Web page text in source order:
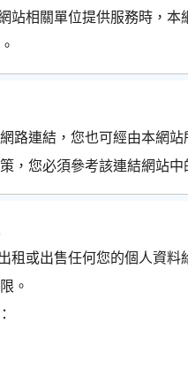
站相關單位提供服務時，
路連結，您也可經由本網
策，您必須參考該連結網
租或出售任何您的個人資
。